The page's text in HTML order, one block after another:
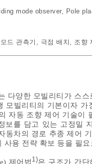
mode observer, Pole
드 관측기 , 극점 배치 , 조향
다양한 모빌리티가 스
모빌리티의 기본이자
자동 조향 제어 기술이
보를 담고 있는 고정밀
동차의 경로 추종 제어
사용 전략 확보 등을 필
제어법 1)은 구조가 간